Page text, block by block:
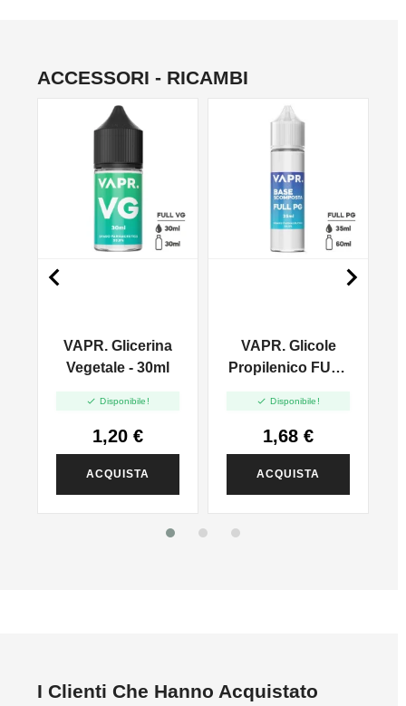
ACCESSORI - RICAMBI
VAPR. Glicerina
Vegetale - 30ml
 Disponibile!
1,20 €
ACQUISTA
VAPR. Glicole
Propilenico FULL
 Disponibile!
1,68 €
ACQUISTA
 
I Clienti Che Hanno Acquistato